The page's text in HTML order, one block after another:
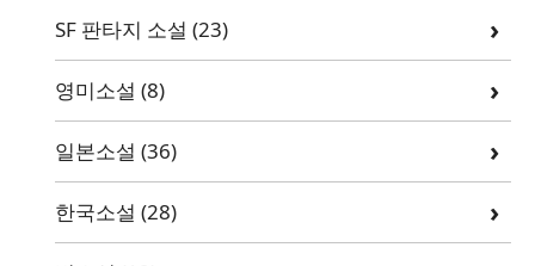
SF 판타지 소설 (23)
영미소설 (8)
일본소설 (36)
한국소설 (28)